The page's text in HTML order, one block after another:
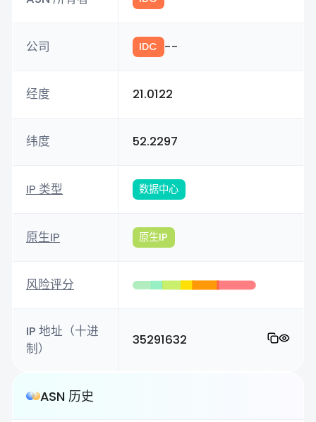
公司 IDC --
经度 21.0122
纬度 52.2297
IP 类型 数据中心
原生IP 原生IP
风险评分
IP 地址（十进
制）
35291632
ASN 历史